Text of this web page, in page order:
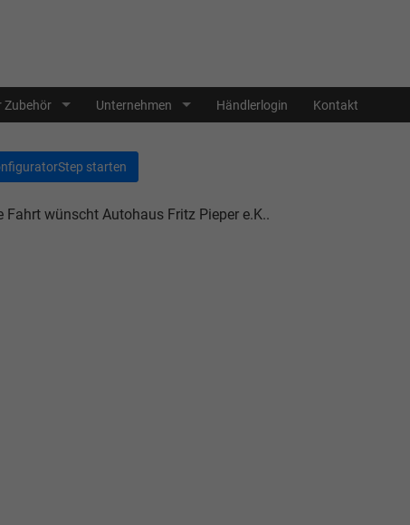
Zubehör Unternehmen Händlerlogin Kontakt
starten
Fahrt wünscht Autohaus Fritz Pieper e.K..